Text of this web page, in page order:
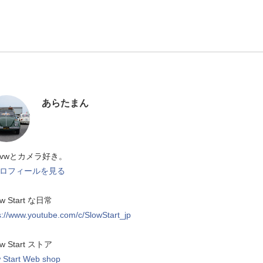
あらたまん
とカメラ好き。
フィールを見る
Start な日常
www.youtube.com/c/SlowStart_jp
Start ストア
Start Web shop